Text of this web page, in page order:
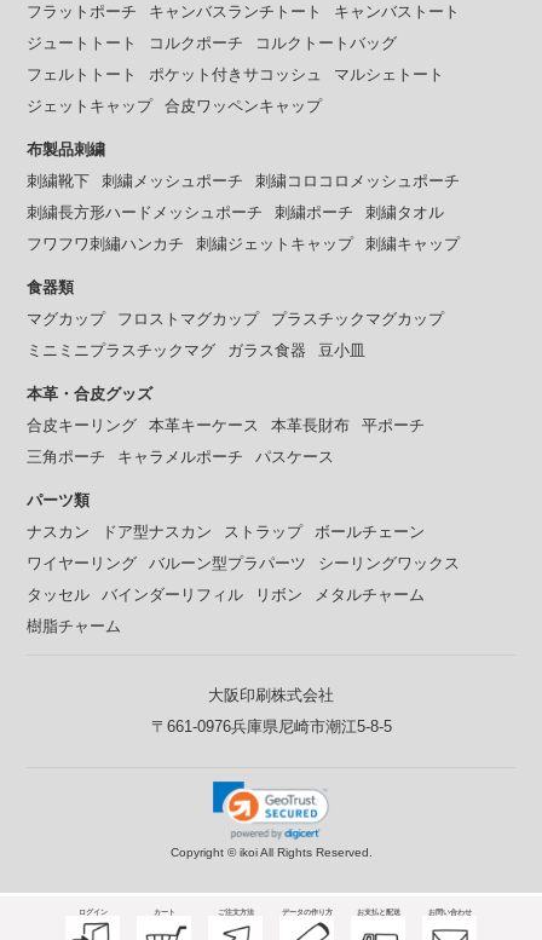
ログイン カート ご注文方法 データの作り方 お支払と配送 お問い合わせ
フラットポーチ
キャンバスランチトート
キャンバストート
ジュートトート
コルクポーチ
コルクトートバッグ
フェルトトート
ポケット付きサコッシュ
マルシェトート
ジェットキャップ
合皮ワッペンキャップ
布製品刺繍
刺繍靴下
刺繍メッシュポーチ
刺繍コロコロメッシュポーチ
刺繍長方形ハードメッシュポーチ
刺繍ポーチ
刺繍タオル
フワフワ刺繡ハンカチ
刺繍ジェットキャップ 刺繍キャップ
食器類
マグカップ
フロストマグカップ
プラスチックマグカップ
ミニミニプラスチックマグ
ガラス食器 豆小皿
本革・合皮グッズ
合皮キーリング
本革キーケース 本革長財布
平ポーチ
三角ポーチ
キャラメルポーチ パスケース
パーツ類
ナスカン
ドア型ナスカン ストラップ
ボールチェーン
ワイヤーリング
バルーン型プラパーツ
シーリングワックス
タッセル
バインダーリフィル リボン
メタルチャーム
樹脂チャーム
大阪印刷株式会社
〒661-0976兵庫県尼崎市潮江5-8-5
Copyright ©ikoi All Rights Reserved.